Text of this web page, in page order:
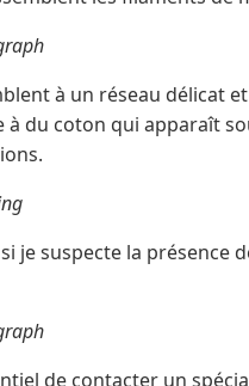
à un réseau délicat
à du coton qui apparaît
je suspecte la présence
de contacter un